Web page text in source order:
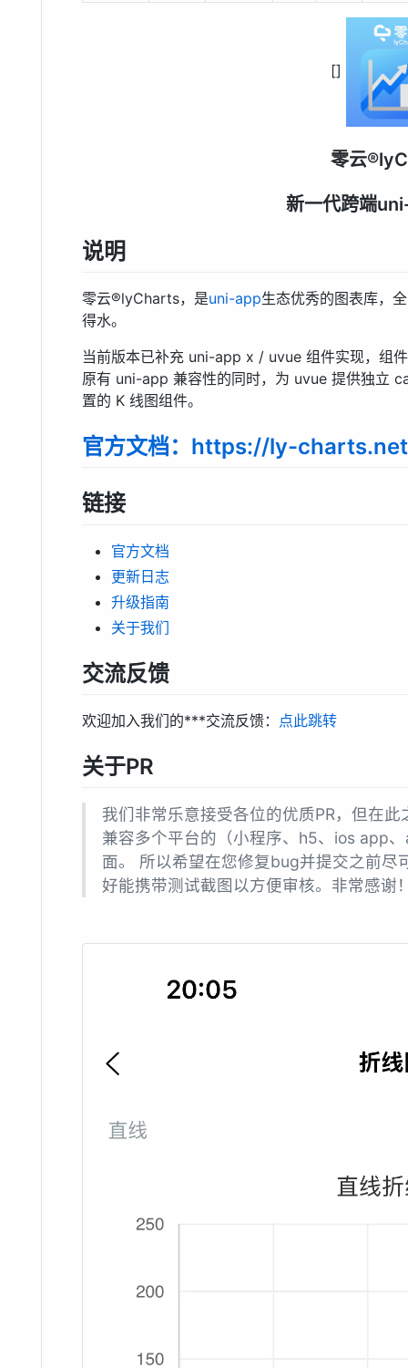
[]
零云
新一代跨端
说明
零云®lyCharts，是uni-app生态优秀的图表库，
得水。
当前版本已补充 uni-app x / uvue 组件实现，组
原有 uni-app 兼容性的同时，为 uvue 提供独立
置的 K 线图组件。
官方文档：https://ly-
链接
官方文档
更新日志
升级指南
关于我们
交流反馈
欢迎加入我们的***交流反馈： 点此跳转
关于PR
我们非常乐意接受各位的优质PR，但在
兼容多个平台的（小程序、h5、ios app
面。 所以希望在您修复bug并提交之前尽
好能携带测试截图以方便审核。非常感谢